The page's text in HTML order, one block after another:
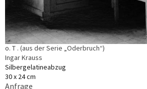
o. T . (aus der Serie „Oderbruch“)
Ingar Krauss
Silbergelatineabzug
30 x 24 cm
Anfrage